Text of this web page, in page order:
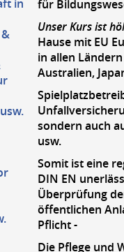
für
Unser Kurs ist
Hause mit EU
in allen
Australien,
sondern auch
usw.
Somit ist eine
DIN EN
Überprüfung
öffentlichen
Pflicht -
Die Pflege und
in